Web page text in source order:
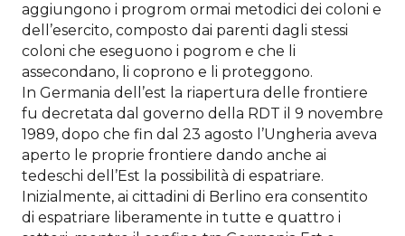
aggiungono i progrom ormai metodici dei coloni e
dell’esercito, composto dai parenti dagli stessi
coloni che eseguono i pogrom e che li
assecondano, li coprono e li proteggono.
In Germania dell’est la riapertura delle frontiere
fu decretata dal governo della RDT il 9 novembre
1989, dopo che fin dal 23 agosto l’Ungheria aveva
aperto le proprie frontiere dando anche ai
tedeschi dell’Est la possibilità di espatriare.
Inizialmente, ai cittadini di Berlino era consentito
di espatriare liberamente in tutte e quattro i